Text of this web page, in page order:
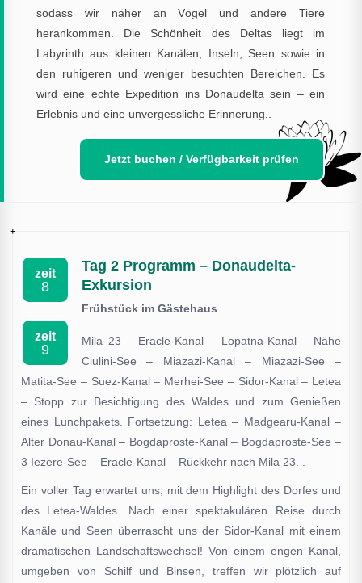
sodass wir näher an Vögel und andere Tiere
herankommen. Die Schönheit des Deltas liegt im
Labyrinth aus kleinen Kanälen, Inseln, Seen sowie in
den ruhigeren und weniger besuchten Bereichen. Es
wird eine echte Expedition ins Donaudelta sein – ein
Erlebnis und eine unvergessliche Erinnerung..
Jetzt buchen / Verfügbarkeit prüfen
zeit
8
Tag 2 Programm – Donaudelta-
Exkursion
Frühstück im Gästehaus
zeit
9
Mila 23 – Eracle-Kanal – Lopatna-Kanal – Nähe
Ciulini-See – Miazazi-Kanal – Miazazi-See –
Matita-See – Suez-Kanal – Merhei-See – Sidor-Kanal – Letea
– Stopp zur Besichtigung des Waldes und zum Genießen
eines Lunchpakets. Fortsetzung: Letea – Madgearu-Kanal –
Alter Donau-Kanal – Bogdaproste-Kanal – Bogdaproste-See –
3 Iezere-See – Eracle-Kanal – Rückkehr nach Mila 23. .
Ein voller Tag erwartet uns, mit dem Highlight des Dorfes und
des Letea-Waldes. Nach einer spektakulären Reise durch
Kanäle und Seen überrascht uns der Sidor-Kanal mit einem
dramatischen Landschaftswechsel! Von einem engen Kanal,
umgeben von Schilf und Binsen, treffen wir plötzlich auf